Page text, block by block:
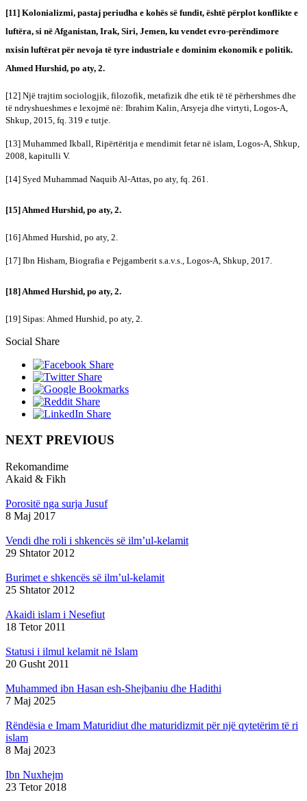
[11] Kolonializmi, pastaj periudha e kohës së fundit, është përplot konflikte e
luftëra, si në Afganistan, Irak, Siri, Jemen, ku vendet evro-perëndimore
nxisin luftërat për nevoja të tyre industriale e dominim ekonomik e politik.
Ahmed Hurshid, po aty, 2.
[12] Një trajtim sociologjik, filozofik, metafizik dhe etik të të përhershmes dhe
të ndryshueshmes e lexojmë në: Ibrahim Kalin, Arsyeja dhe virtyti, Logos-A,
Shkup, 2015, fq. 319 e tutje.
[13] Muhammed Ikball, Ripërtëritja e mendimit fetar në islam, Logos-A, Shkup,
2008, kapitulli V.
[14] Syed Muhammad Naquib Al-Attas, po aty, fq. 261.
[15] Ahmed Hurshid, po aty, 2.
[16] Ahmed Hurshid, po aty, 2.
[17] Ibn Hisham, Biografia e Pejgamberit s.a.v.s., Logos-A, Shkup, 2017.
[18] Ahmed Hurshid, po aty, 2.
[19] Sipas: Ahmed Hurshid, po aty, 2.
Social Share
NEXT PREVIOUS
Rekomandime
Akaid & Fikh
Porositë nga surja Jusuf
8 Maj 2017
Vendi dhe roli i shkencës së ilm’ul-kelamit
29 Shtator 2012
Burimet e shkencës së ilm’ul-kelamit
25 Shtator 2012
Akaidi islam i Nesefiut
18 Tetor 2011
Statusi i ilmul kelamit në Islam
20 Gusht 2011
Muhammed ibn Hasan esh-Shejbaniu dhe Hadithi
7 Maj 2025
Rëndësia e Imam Maturidiut dhe maturidizmit për një qytetërim të ri
islam
8 Maj 2023
Ibn Nuxhejm
23 Tetor 2018